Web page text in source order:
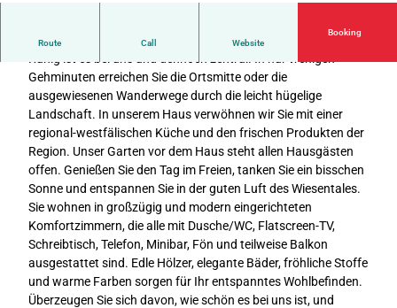
Route Call Website
Booking
Entspannen im Heilbad Bad Holzhausen
Gehminuten erreichen Sie die Ortsmitte oder die
ausgewiesenen Wanderwege durch die leicht hügelige
Landschaft. In unserem Haus verwöhnen wir Sie mit einer
regional-westfälischen Küche und den frischen Produkten der
Region. Unser Garten vor dem Haus steht allen Hausgästen
offen. Genießen Sie den Tag im Freien, tanken Sie ein bisschen
Sonne und entspannen Sie in der guten Luft des Wiesentales.
Sie wohnen in großzügig und modern eingerichteten
Komfortzimmern, die alle mit Dusche/WC, Flatscreen-TV,
Schreibtisch, Telefon, Minibar, Fön und teilweise Balkon
ausgestattet sind. Edle Hölzer, elegante Bäder, fröhliche Stoffe
und warme Farben sorgen für Ihr entspanntes Wohlbefinden.
Überzeugen Sie sich davon, wie schön es bei uns ist, und